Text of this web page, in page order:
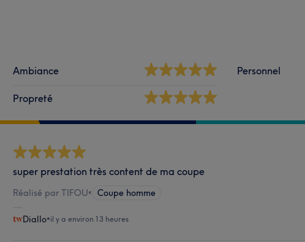
Ambiance
Propreté
Personnel
super prestation très content de ma coupe
Réalisé par TIFOU• Coupe homme
Diallo•il y a environ 13 heures